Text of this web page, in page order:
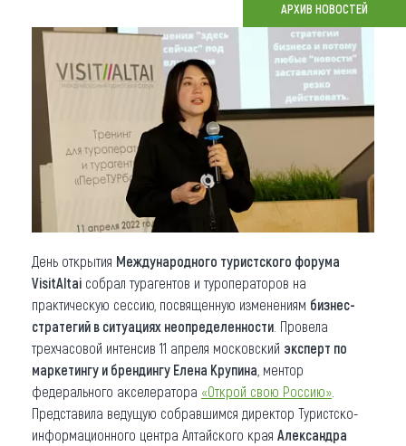
Что привезти (сувениры)
О регионе
Коллекция впечатлений
Другие рубрики
АРХИВ НОВОСТЕЙ
День открытия Международного туристского форума
VisitAltai собрал турагентов и туроператоров на
практическую сессию, посвященную изменениям бизнес-
стратегий в ситуациях неопределенности . Провела
трехчасовой интенсив 11 апреля московский эксперт по
маркетингу и брендингу Елена Крупина , ментор
федерального акселератора «Открой свою Россию»
Представила ведущую собравшимся директор Туристско-
информационного центра Алтайского края Александра